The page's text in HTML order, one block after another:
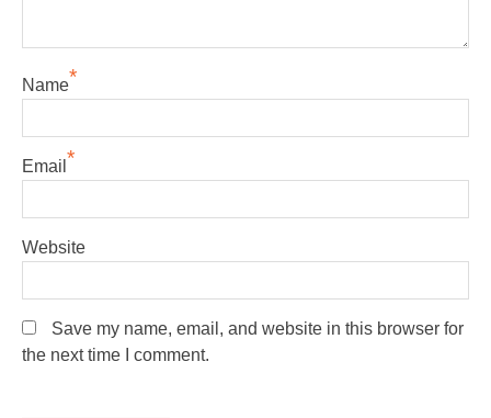
Name*
Email *
Website
Save my name, email, and website in this browser for
the next time I comment.